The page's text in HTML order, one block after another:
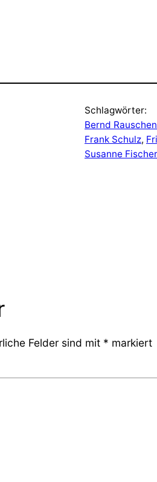
Schlagwörter:
Bernd
Frank Schulz,
Susanne Fischer
Felder sind mit * markiert